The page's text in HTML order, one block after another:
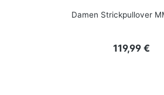
Damen Strickpullover
Regulärer
119,99 €